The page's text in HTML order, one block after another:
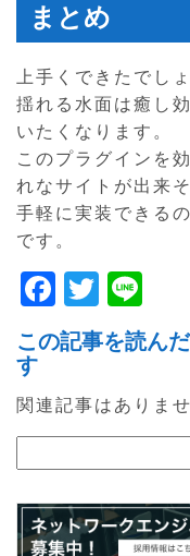
まとめ
上手くできたでし
揺れる水面は癒し
いたくなります。
このプラグインを
れなサイトが出来そ
手軽に実装できる
です。
F
a
c
e
b
o
o
k
T
w
itt
er
n
e
この記事を読ん
す
関連記事はありま